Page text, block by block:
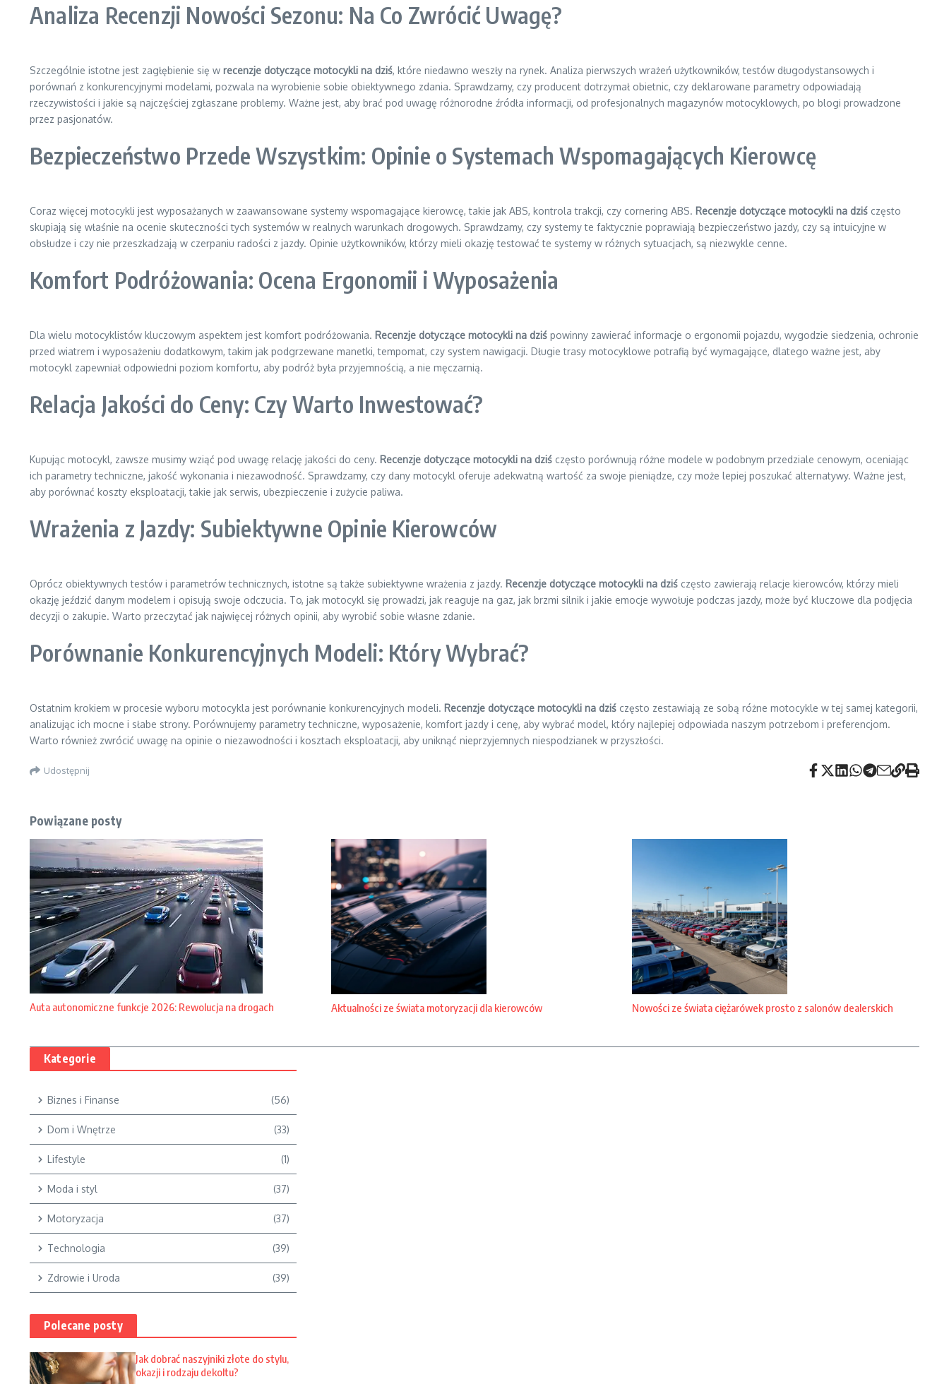
Analiza Recenzji Nowości Sezonu: Na Co Zwrócić Uwagę?
Szczególnie istotne jest zagłębienie się w recenzje dotyczące motocykli na dziś, które niedawno weszły na rynek. Analiza pierwszych wrażeń użytkowników, testów długodystansowych i
porównań z konkurencyjnymi modelami, pozwala na wyrobienie sobie obiektywnego zdania. Sprawdzamy, czy producent dotrzymał obietnic, czy deklarowane parametry odpowiadają
rzeczywistości i jakie są najczęściej zgłaszane problemy. Ważne jest, aby brać pod uwagę różnorodne źródła informacji, od profesjonalnych magazynów motocyklowych, po blogi prowadzone
przez pasjonatów.
Bezpieczeństwo Przede Wszystkim: Opinie o Systemach Wspomagających Kierowcę
Coraz więcej motocykli jest wyposażanych w zaawansowane systemy wspomagające kierowcę, takie jak ABS, kontrola trakcji, czy cornering ABS. Recenzje dotyczące motocykli na dziś często
skupiają się właśnie na ocenie skuteczności tych systemów w realnych warunkach drogowych. Sprawdzamy, czy systemy te faktycznie poprawiają bezpieczeństwo jazdy, czy są intuicyjne w
obsłudze i czy nie przeszkadzają w czerpaniu radości z jazdy. Opinie użytkowników, którzy mieli okazję testować te systemy w różnych sytuacjach, są niezwykle cenne.
Komfort Podróżowania: Ocena Ergonomii i Wyposażenia
Dla wielu motocyklistów kluczowym aspektem jest komfort podróżowania. Recenzje dotyczące motocykli na dziś powinny zawierać informacje o ergonomii pojazdu, wygodzie siedzenia, ochronie
przed wiatrem i wyposażeniu dodatkowym, takim jak podgrzewane manetki, tempomat, czy system nawigacji. Długie trasy motocyklowe potrafią być wymagające, dlatego ważne jest, aby
motocykl zapewniał odpowiedni poziom komfortu, aby podróż była przyjemnością, a nie męczarnią.
Relacja Jakości do Ceny: Czy Warto Inwestować?
Kupując motocykl, zawsze musimy wziąć pod uwagę relację jakości do ceny. Recenzje dotyczące motocykli na dziś często porównują różne modele w podobnym przedziale cenowym, oceniając
ich parametry techniczne, jakość wykonania i niezawodność. Sprawdzamy, czy dany motocykl oferuje adekwatną wartość za swoje pieniądze, czy może lepiej poszukać alternatywy. Ważne jest,
aby porównać koszty eksploatacji, takie jak serwis, ubezpieczenie i zużycie paliwa.
Wrażenia z Jazdy: Subiektywne Opinie Kierowców
Oprócz obiektywnych testów i parametrów technicznych, istotne są także subiektywne wrażenia z jazdy. Recenzje dotyczące motocykli na dziś często zawierają relacje kierowców, którzy mieli
okazję jeździć danym modelem i opisują swoje odczucia. To, jak motocykl się prowadzi, jak reaguje na gaz, jak brzmi silnik i jakie emocje wywołuje podczas jazdy, może być kluczowe dla podjęcia
decyzji o zakupie. Warto przeczytać jak najwięcej różnych opinii, aby wyrobić sobie własne zdanie.
Porównanie Konkurencyjnych Modeli: Który Wybrać?
Ostatnim krokiem w procesie wyboru motocykla jest porównanie konkurencyjnych modeli. Recenzje dotyczące motocykli na dziś często zestawiają ze sobą różne motocykle w tej samej kategorii,
analizując ich mocne i słabe strony. Porównujemy parametry techniczne, wyposażenie, komfort jazdy i cenę, aby wybrać model, który najlepiej odpowiada naszym potrzebom i preferencjom.
Warto również zwrócić uwagę na opinie o niezawodności i kosztach eksploatacji, aby uniknąć nieprzyjemnych niespodzianek w przyszłości.
Udostępnij
Powiązane posty
Auta autonomiczne funkcje 2026: Rewolucja na drogach Aktualności ze świata motoryzacji dla kierowców Nowości ze świata ciężarówek prosto z salonów dealerskich
Kategorie
Biznes i Finanse (56)
Dom i Wnętrze (33)
Lifestyle (1)
Moda i styl (37)
Motoryzacja (37)
Technologia (39)
Zdrowie i Uroda (39)
Polecane posty
Jak dobrać naszyjniki złote do stylu,
okazji i rodzaju dekoltu?